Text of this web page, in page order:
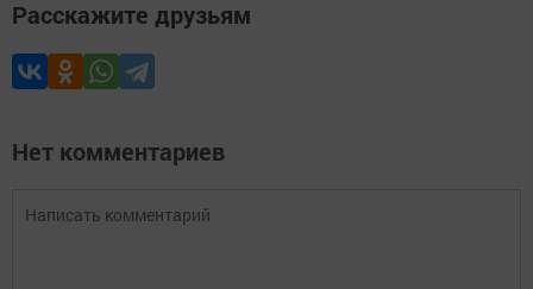
Расскажите друзьям
Нет комментариев